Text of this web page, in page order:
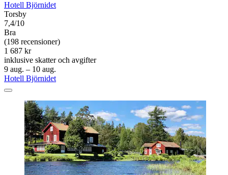
Hotell Björnidet
Torsby
7,4/10
Bra
(198 recensioner)
1 687 kr
inklusive skatter och avgifter
9 aug. – 10 aug.
Hotell Björnidet